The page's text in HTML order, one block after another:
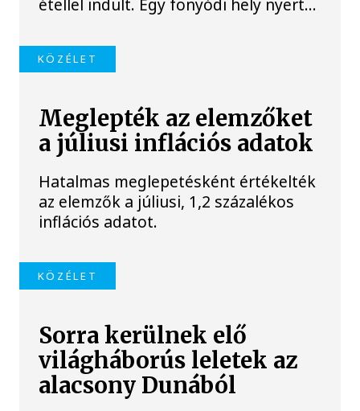
étellel indult. Egy fonyódi hely nyert...
KÖZÉLET
Meglepték az elemzőket
a júliusi inflációs adatok
Hatalmas meglepetésként értékelték
az elemzők a júliusi, 1,2 százalékos
inflációs adatot.
KÖZÉLET
Sorra kerülnek elő
világháborús leletek az
alacsony Dunából